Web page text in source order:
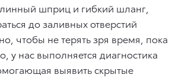
шприц и гибкий шланг,
до заливных отверстий
чтобы не терять зря время, пока
у нас выполняется диагностика
выявить скрытые